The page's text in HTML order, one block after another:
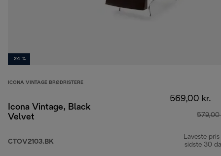
-24 %
ICONA VINTAGE BRØDRISTERE
Icona Vintage, Black
Velvet
CTOV2103.BK
569,00 kr.
579,00
Laveste pris
sidste 30